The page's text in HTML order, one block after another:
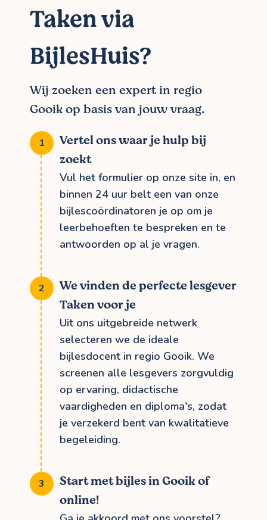
Taken via
BijlesHuis?
Wij zoeken een expert in regio
Gooik op basis van jouw vraag.
Vertel ons waar je hulp bij
zoekt
Vul het formulier op onze site in, en
binnen 24 uur belt een van onze
bijlescoördinatoren je op om je
leerbehoeften te bespreken en te
antwoorden op al je vragen.
We vinden de perfecte lesgever
Taken voor je
Uit ons uitgebreide netwerk
selecteren we de ideale
bijlesdocent in regio Gooik. We
screenen alle lesgevers zorgvuldig
op ervaring, didactische
vaardigheden en diploma's, zodat
je verzekerd bent van kwalitatieve
begeleiding.
Start met bijles in Gooik of
online!